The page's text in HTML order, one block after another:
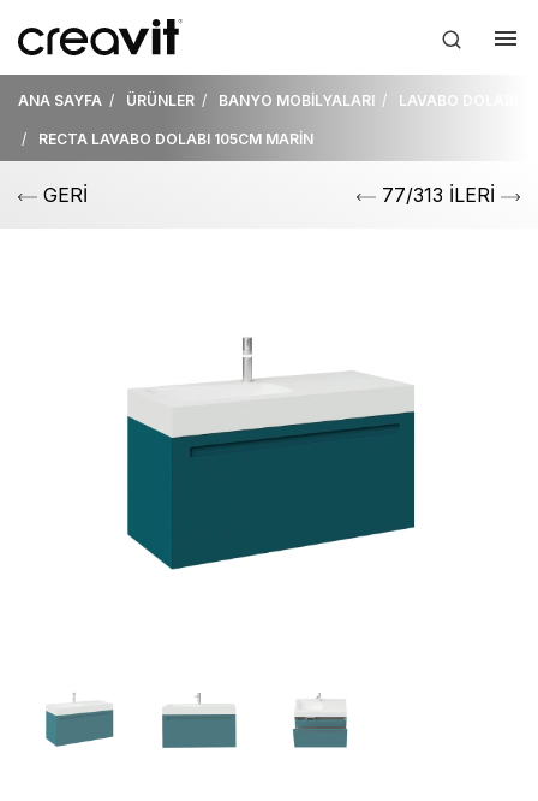
ANA SAYFA ÜRÜNLER BANYO MOBİLYALARI LAVABO DOLABI
RECTA LAVABO DOLABI 105CM MARİN
GERİ 77/313 İLERİ